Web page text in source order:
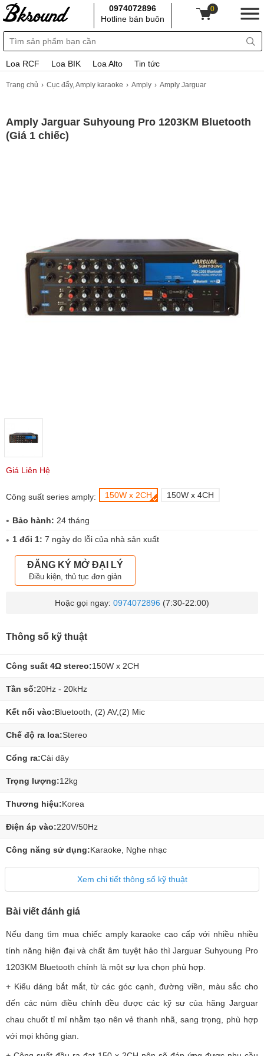
0974072896
Hotline bán buôn
0
Loa RCF Loa BIK Loa Alto Tin tức
Trang chủ Cục đẩy, Amply karaoke Amply Amply Jarguar
Amply Jarguar Suhyoung Pro 1203KM Bluetooth
(Giá 1 chiếc)
Giá Liên Hệ
Công suất series amply: 150W x 2CH 150W x 4CH
Bảo hành: 24 tháng
1 đổi 1: 7 ngày do lỗi của nhà sản xuất
ĐĂNG KÝ MỞ ĐẠI LÝ
Điều kiện, thủ tục đơn giản
Hoặc gọi ngay: 0974072896 (7:30-22:00)
Thông số kỹ thuật
Công suất 4Ω stereo:150W x 2CH
Tần số:20Hz - 20kHz
Kết nối vào:Bluetooth, (2) AV,(2) Mic
Chế độ ra loa:Stereo
Cổng ra:Cài dây
Trọng lượng:12kg
Thương hiệu:Korea
Điện áp vào:220V/50Hz
Công năng sử dụng:Karaoke, Nghe nhạc
Xem chi tiết thông số kỹ thuật
Bài viết đánh giá
Nếu đang tìm mua chiếc amply karaoke cao cấp với nhiều nhiều
tính năng hiện đại và chất âm tuyệt hảo thì Jarguar Suhyoung Pro
1203KM Bluetooth chính là một sự lựa chọn phù hợp.
+ Kiểu dáng bắt mắt, từ các góc cạnh, đường viền, màu sắc cho
đến các núm điều chỉnh đều được các kỹ sư của hãng Jarguar
chau chuốt tỉ mỉ nhằm tạo nên vẻ thanh nhã, sang trọng, phù hợp
với mọi không gian.